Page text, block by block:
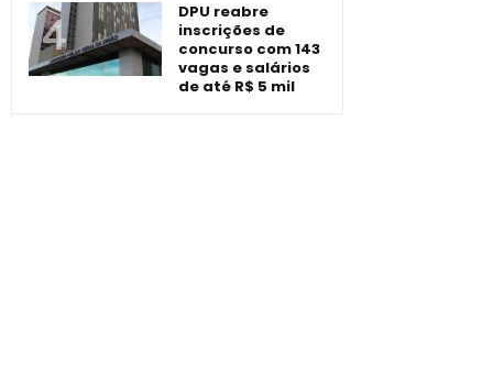
DPU reabre
inscrições de
concurso com 143
vagas e salários
de até R$ 5 mil